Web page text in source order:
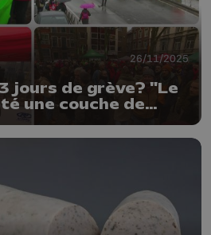
26/11/2025
jours de grève? "Le
une couche de